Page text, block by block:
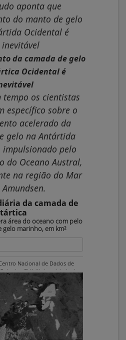
da camada de gelo
Ocidental é
tempo os cientistas
específico sobre o
acelerado da
gelo na Antártida
impulsionado pelo
do Oceano Austral,
na região do Mar
Amundsen.